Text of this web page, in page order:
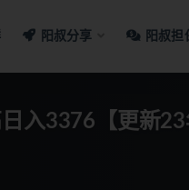
阳叔分享 阳叔担
入3376【更新